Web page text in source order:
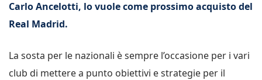
Carlo Ancelotti, lo vuole come prossimo acquisto del
Real Madrid.
La sosta per le nazionali è sempre l’occasione per i vari
club di mettere a punto obiettivi e strategie per il